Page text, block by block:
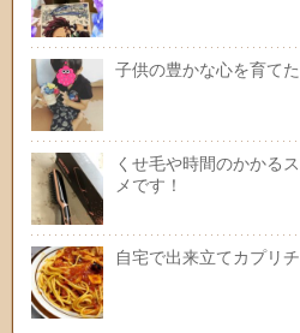
子供の豊かな心を育てた
くせ毛や時間のかかる
メです！
自宅で出来立てカプリ